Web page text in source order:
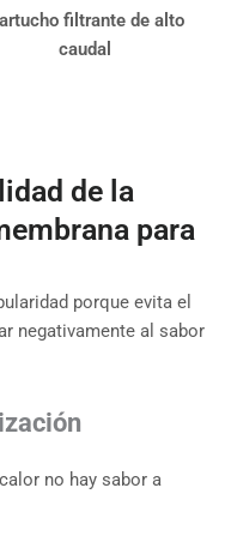
filtrante de alto
caudal
de la
para
porque evita el
negativamente al sabor
no hay sabor a